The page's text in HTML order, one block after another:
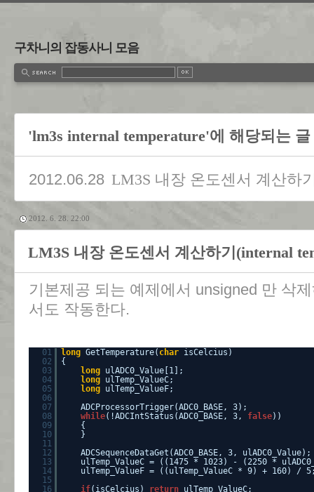
구차니의 잡동사니 모음
'lm3s internal temperature'에 해당되는 글
2012.06.28 LM3S 내장 온도센서 계산하
2012. 6. 28. 22:00
LM3S 내장 온도센서 계산하기(internal
기본제공 되는 예제에서 unsigned 만 삭
서도 작동한다.
01 long GetTemperature( char isCelcius)
02
{
03
long ulADC0_Value[1];
04
long ulTemp_ValueC;
05
long ulTemp_ValueF;
06
07
ADCProcessorTrigger(ADC0_BASE, 3);
08
while(!ADCIntStatus(ADC0_BASE, 3, false))
09
{
10
}
11
12
ADCSequenceDataGet(ADC0_BASE, 3, ulADC0_Value);
13
ulTemp_ValueC = ((1475 * 1023) - (2250 *
14
ulTemp_ValueF = ((ulTemp_ValueC * 9) + 160) /
15
16
if(isCelcius) return ulTemp_ValueC;